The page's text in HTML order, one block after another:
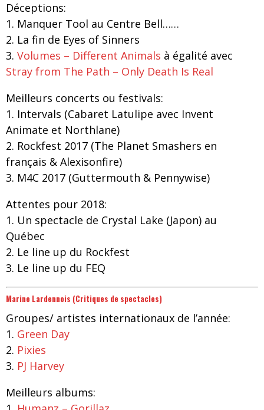
Déceptions:
1. Manquer Tool au Centre Bell……
2. La fin de Eyes of Sinners
3. Volumes – Different Animals à égalité avec
Stray from The Path – Only Death Is Real
Meilleurs concerts ou festivals:
1. Intervals (Cabaret Latulipe avec Invent
Animate et Northlane)
2. Rockfest 2017 (The Planet Smashers en
français & Alexisonfire)
3. M4C 2017 (Guttermouth & Pennywise)
Attentes pour 2018:
1. Un spectacle de Crystal Lake (Japon) au
Québec
2. Le line up du Rockfest
3. Le line up du FEQ
Marine Lardennois (Critiques de spectacles)
Groupes/ artistes internationaux de l’année:
1. Green Day
2. Pixies
3. PJ Harvey
Meilleurs albums: